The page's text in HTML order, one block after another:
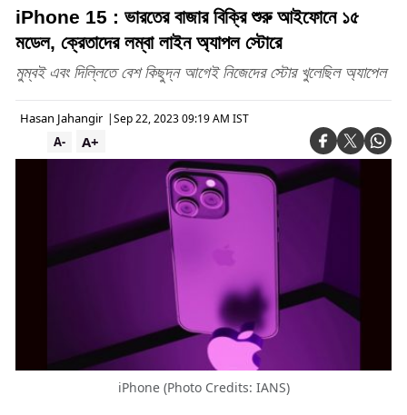
iPhone 15 : ভারতের বাজার বিক্রি শুরু আইফোনে ১৫
মডেল, ক্রেতাদের লম্বা লাইন অ্যাপল স্টোরে
মুম্বই এবং দিল্লিতে বেশ কিছুদ্ন আগেই নিজেদের স্টোর খুলেছিল অ্যাপেল
Hasan Jahangir |Sep 22, 2023 09:19 AM IST
A+
A-
iPhone (Photo Credits: IANS)